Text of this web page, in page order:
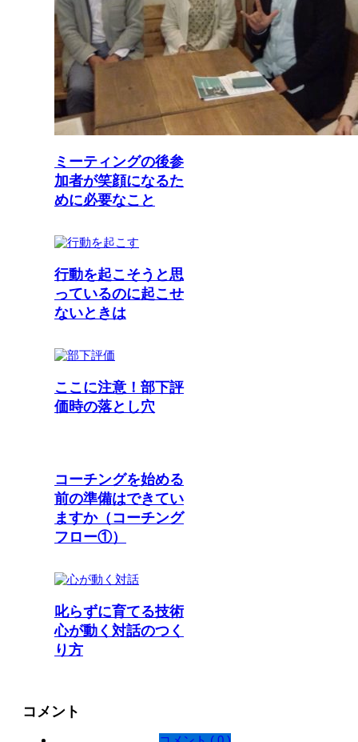
ミーティングの後参
加者が笑顔になるた
めに必要なこと
行動を起こそうと思
っているのに起こせ
ないときは
ここに注意！部下評
価時の落とし穴
コーチングを始める
前の準備はできてい
ますか（コーチング
フロー①）
叱らずに育てる技術
心が動く対話のつく
り方
コメント